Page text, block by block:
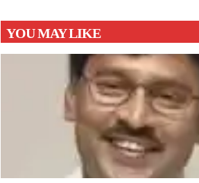
YOU MAY LIKE